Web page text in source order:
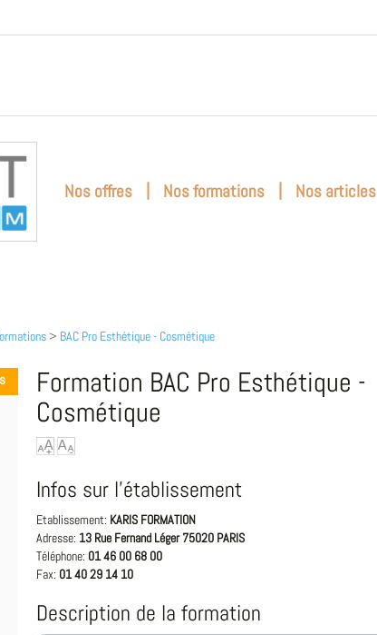
Nos offres | Nos formations | Nos articles
> BAC Pro Esthétique - Cosmétique
Formation BAC Pro Esthétique -
Cosmétique
Infos sur l'établissement
Etablissement: KARIS FORMATION
Adresse: 13 Rue Fernand Léger 75020 PARIS
Téléphone: 01 46 00 68 00
Fax: 01 40 29 14 10
Description de la formation